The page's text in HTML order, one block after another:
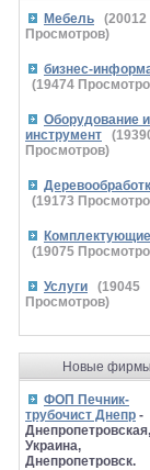
Мебель (20012
Просмотров)
бизнес-
(19474
Оборудование и
инструмент
(
Просмотров)
(19173
Комплектующие
(19075
Услуги (19045
Просмотров)
Новые фирмы
ФОП Печник-
трубочист Днепр -
Днепропетровская,
Украина,
Днепропетровск.